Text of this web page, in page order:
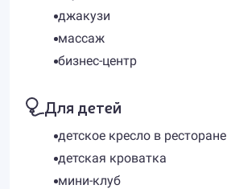
джакузи
массаж
бизнес-центр
Для детей
детское кресло в ресторане
детская кроватка
мини-клуб